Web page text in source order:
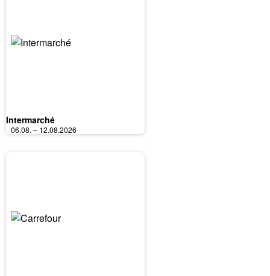
Intermarché
06.08. – 12.08.2026